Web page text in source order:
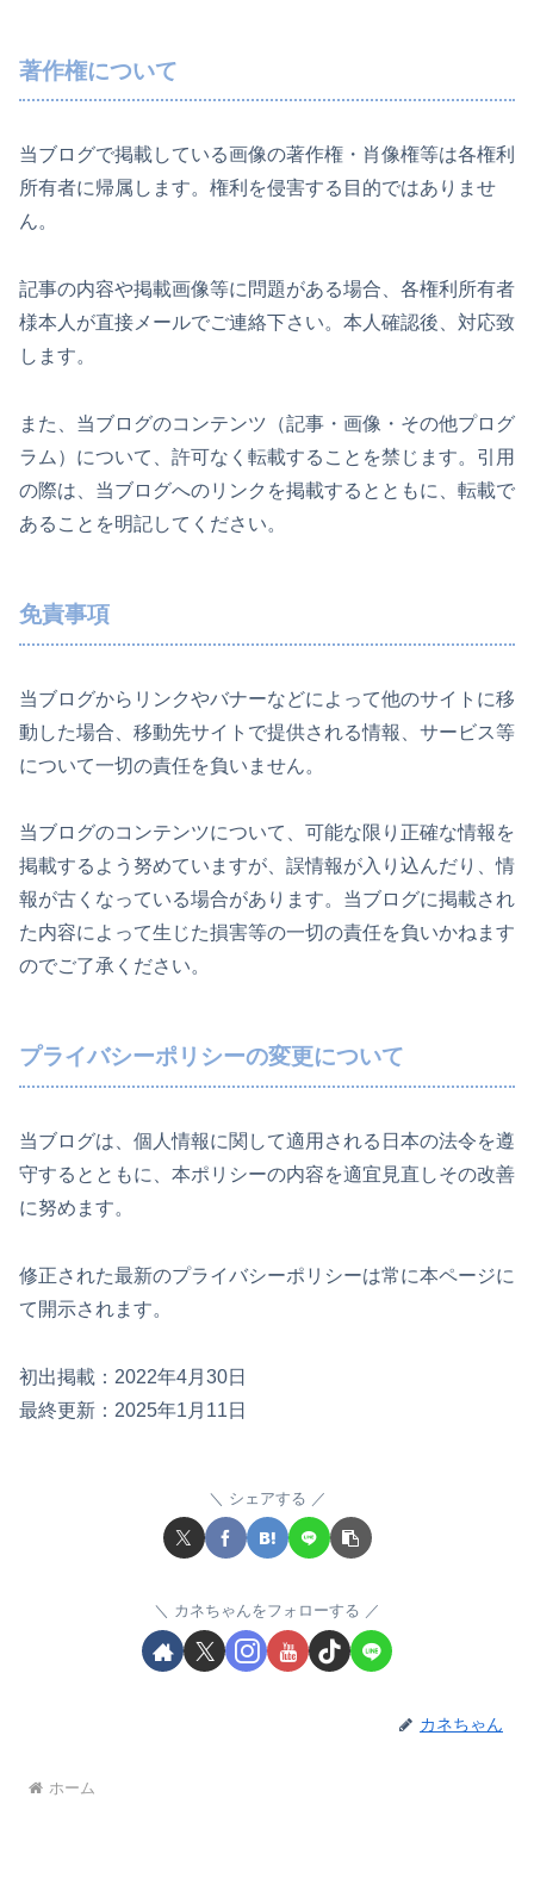
著作権について
当ブログで掲載している画像の著作権・肖像権等は各権利
所有者に帰属します。権利を侵害する目的ではありませ
ん。
記事の内容や掲載画像等に問題がある場合、各権利所有者
様本人が直接メールでご連絡下さい。本人確認後、対応致
します。
また、当ブログのコンテンツ（記事・画像・その他プログ
ラム）について、許可なく転載することを禁じます。引用
の際は、当ブログへのリンクを掲載するとともに、転載で
あることを明記してください。
免責事項
当ブログからリンクやバナーなどによって他のサイトに移
動した場合、移動先サイトで提供される情報、サービス等
について一切の責任を負いません。
当ブログのコンテンツについて、可能な限り正確な情報を
掲載するよう努めていますが、誤情報が入り込んだり、情
報が古くなっている場合があります。当ブログに掲載され
た内容によって生じた損害等の一切の責任を負いかねます
のでご了承ください。
プライバシーポリシーの変更について
当ブログは、個人情報に関して適用される日本の法令を遵
守するとともに、本ポリシーの内容を適宜見直しその改善
に努めます。
修正された最新のプライバシーポリシーは常に本ページに
て開示されます。
初出掲載：2022年4月30日
最終更新：2025年1月11日
シェアする
カネちゃんをフォローする
カネちゃん
ホーム